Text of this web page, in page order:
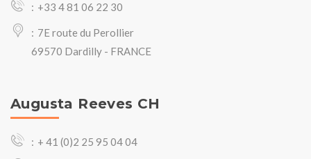
+33 4 81 06 22 30
7E route du Perollier
69570 Dardilly - FRANCE
Augusta Reeves CH
+ 41 (0)2 25 95 04 04